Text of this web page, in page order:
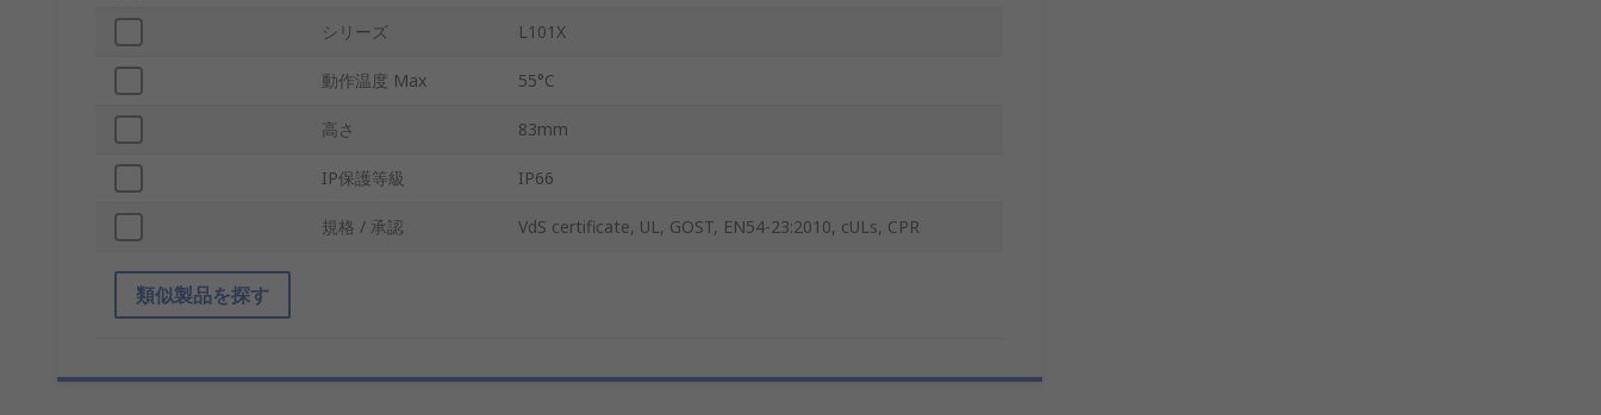
シリーズ L101X
動作温度 Max 55°C
高さ 83mm
IP保護等級 IP66
規格 / 承認 VdS certificate, UL, GOST, EN54-23:2010, cULs, CPR
類似製品を探す